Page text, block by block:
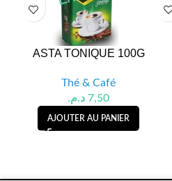
ASTA TONIQUE 100G
Thé & Café
7,50 د.م.
AJOUTER AU PANIER